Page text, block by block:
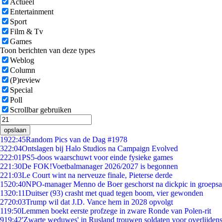
Actueel
Entertainment
Sport
Film & Tv
Games
Toon berichten van deze types
Weblog
Column
(P)review
Special
Poll
Scrollbar gebruiken
opslaan
1922:45Random Pics van de Dag #1978
322:04Ontslagen bij Halo Studios na Campaign Evolved
222:01PS5-doos waarschuwt voor einde fysieke games
221:30De FOK!Voetbalmanager 2026/2027 is begonnen
221:03Le Court wint na nerveuze finale, Pieterse derde
1520:40NPO-manager Menno de Boer geschorst na dickpic in
1320:11Duitser (93) crasht met quad tegen boom, vier gewonden
2720:03Trump wil dat J.D. Vance hem in 2028 opvolgt
119:50Lemmen boekt eerste profzege in zware Ronde van Polen-rit
919:42'Zwarte weduwes' in Rusland trouwen soldaten voor